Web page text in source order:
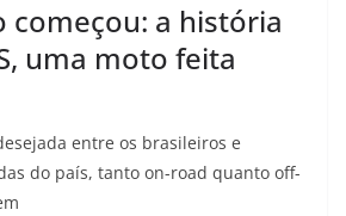
começou: a história
uma moto feita
entre os brasileiros e
do país, tanto on-road quanto off-